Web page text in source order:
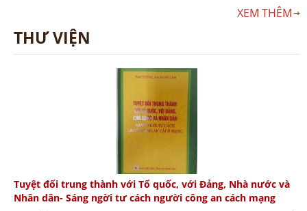
XEM THÊM
THƯ VIỆN
Tuyệt đối trung thành với Tổ quốc, với Đảng, Nhà nước và
Nhân dân- Sáng ngời tư cách người công an cách mạng